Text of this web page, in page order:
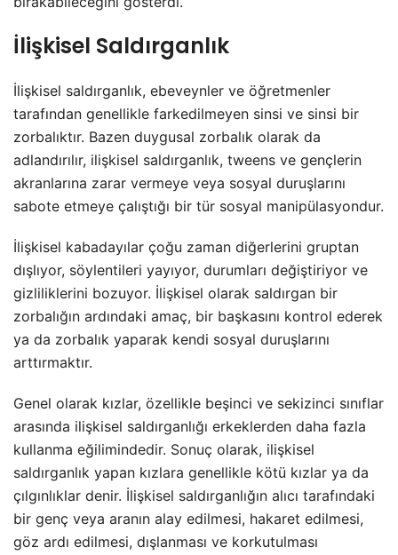
İlişkisel Saldırganlık
İlişkisel saldırganlık, ebeveynler ve öğretmenler
tarafından genellikle farkedilmeyen sinsi ve sinsi bir
zorbalıktır. Bazen duygusal zorbalık olarak da
adlandırılır, ilişkisel saldırganlık, tweens ve gençlerin
akranlarına zarar vermeye veya sosyal duruşlarını
sabote etmeye çalıştığı bir tür sosyal manipülasyondur.
İlişkisel kabadayılar çoğu zaman diğerlerini gruptan
dışlıyor, söylentileri yayıyor, durumları değiştiriyor ve
gizliliklerini bozuyor. İlişkisel olarak saldırgan bir
zorbalığın ardındaki amaç, bir başkasını kontrol ederek
ya da zorbalık yaparak kendi sosyal duruşlarını
arttırmaktır.
Genel olarak kızlar, özellikle beşinci ve sekizinci sınıflar
arasında ilişkisel saldırganlığı erkeklerden daha fazla
kullanma eğilimindedir. Sonuç olarak, ilişkisel
saldırganlık yapan kızlara genellikle kötü kızlar ya da
çılgınlıklar denir. İlişkisel saldırganlığın alıcı tarafındaki
bir genç veya aranın alay edilmesi, hakaret edilmesi,
göz ardı edilmesi, dışlanması ve korkutulması